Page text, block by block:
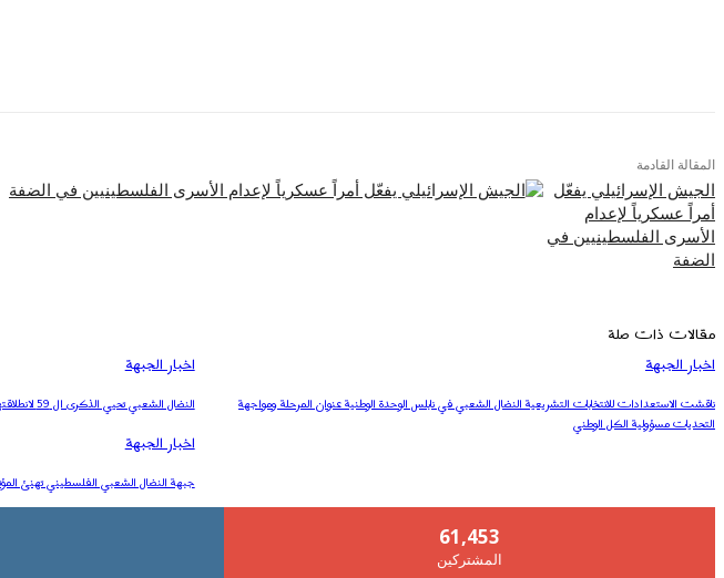
المقالة القادمة
الجيش الإسرائيلي يفعّل
أمراً عسكرياً لإعدام
الأسرى الفلسطينيين في
الضفة
مقالات ذات صلة
اخبار الجبهة
ناقشت الاستعدادات للانتخابات التشريعية النضال الشعبي في نابلس الوحدة الوطنية عنوان المرحلة ومواجهة
التحديات مسؤولية الكل الوطني
اخبار الجبهة
النضال الشعبي تحيي الذكرى ال 59 لانطلاقتها في حلب
اخبار الجبهة
جبهة النضال الشعبي الفلسطيني تهنئ
61,453
المشتركين